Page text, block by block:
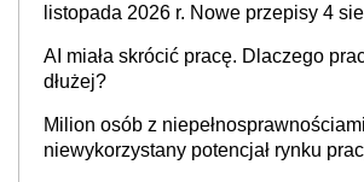
listopada 2026 r. Nowe przepisy 4
AI miała skrócić pracę. Dlaczego
dłużej?
Milion osób z
niewykorzystany potencjał rynku